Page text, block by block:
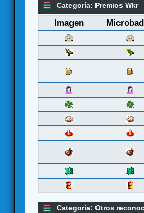
Categoría: Premios Wkr
Imagen
Categoría: Otros